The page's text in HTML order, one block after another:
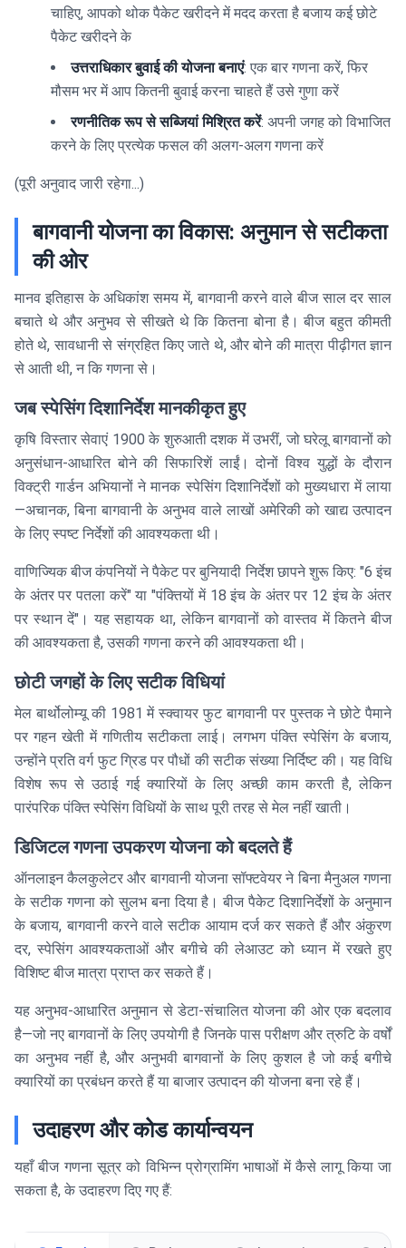
चाहिए, आपको थोक पैकेट खरीदने में मदद करता है बजाय कई छोटे
पैकेट खरीदने के
उत्तराधिकार बुवाई की योजना बनाएं: एक बार गणना करें, फिर
मौसम भर में आप कितनी बुवाई करना चाहते हैं उसे गुणा करें
रणनीतिक रूप से सब्जियां मिश्रित करें: अपनी जगह को विभाजित
करने के लिए प्रत्येक फसल की अलग-अलग गणना करें
(पूरी अनुवाद जारी रहेगा...)
बागवानी योजना का विकास: अनुमान से सटीकता
की ओर
मानव इतिहास के अधिकांश समय में, बागवानी करने वाले बीज साल दर साल
बचाते थे और अनुभव से सीखते थे कि कितना बोना है। बीज बहुत कीमती
होते थे, सावधानी से संग्रहित किए जाते थे, और बोने की मात्रा पीढ़ीगत ज्ञान
से आती थी, न कि गणना से।
जब स्पेसिंग दिशानिर्देश मानकीकृत हुए
कृषि विस्तार सेवाएं 1900 के शुरुआती दशक में उभरीं, जो घरेलू बागवानों को
अनुसंधान-आधारित बोने की सिफारिशें लाईं। दोनों विश्व युद्धों के दौरान
विक्ट्री गार्डन अभियानों ने मानक स्पेसिंग दिशानिर्देशों को मुख्यधारा में लाया
—अचानक, बिना बागवानी के अनुभव वाले लाखों अमेरिकी को खाद्य उत्पादन
के लिए स्पष्ट निर्देशों की आवश्यकता थी।
वाणिज्यिक बीज कंपनियों ने पैकेट पर बुनियादी निर्देश छापने शुरू किए: "6 इंच
के अंतर पर पतला करें" या "पंक्तियों में 18 इंच के अंतर पर 12 इंच के अंतर
पर स्थान दें"। यह सहायक था, लेकिन बागवानों को वास्तव में कितने बीज
की आवश्यकता है, उसकी गणना करने की आवश्यकता थी।
छोटी जगहों के लिए सटीक विधियां
मेल बार्थोलोम्यू की 1981 में स्क्वायर फुट बागवानी पर पुस्तक ने छोटे पैमाने
पर गहन खेती में गणितीय सटीकता लाई। लगभग पंक्ति स्पेसिंग के बजाय,
उन्होंने प्रति वर्ग फुट ग्रिड पर पौधों की सटीक संख्या निर्दिष्ट की। यह विधि
विशेष रूप से उठाई गई क्यारियों के लिए अच्छी काम करती है, लेकिन
पारंपरिक पंक्ति स्पेसिंग विधियों के साथ पूरी तरह से मेल नहीं खाती।
डिजिटल गणना उपकरण योजना को बदलते हैं
ऑनलाइन कैलकुलेटर और बागवानी योजना सॉफ्टवेयर ने बिना मैनुअल गणना
के सटीक गणना को सुलभ बना दिया है। बीज पैकेट दिशानिर्देशों के अनुमान
के बजाय, बागवानी करने वाले सटीक आयाम दर्ज कर सकते हैं और अंकुरण
दर, स्पेसिंग आवश्यकताओं और बगीचे की लेआउट को ध्यान में रखते हुए
विशिष्ट बीज मात्रा प्राप्त कर सकते हैं।
यह अनुभव-आधारित अनुमान से डेटा-संचालित योजना की ओर एक बदलाव
है—जो नए बागवानों के लिए उपयोगी है जिनके पास परीक्षण और त्रुटि के वर्षों
का अनुभव नहीं है, और अनुभवी बागवानों के लिए कुशल है जो कई बगीचे
क्यारियों का प्रबंधन करते हैं या बाजार उत्पादन की योजना बना रहे हैं।
उदाहरण और कोड कार्यान्वयन
यहाँ बीज गणना सूत्र को विभिन्न प्रोग्रामिंग भाषाओं में कैसे लागू किया जा
सकता है, के उदाहरण दिए गए हैं: